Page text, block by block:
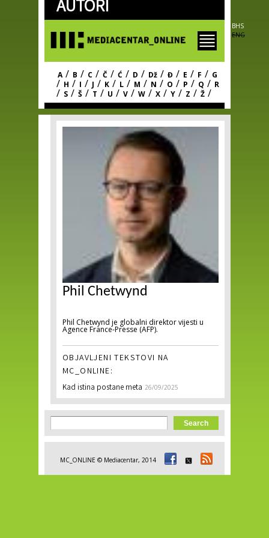
Skip to
main
AUTORI
BHS
ENG
A / B / C / Č / Ć / D / Dž / Đ / E / F / G
/ H / I / J / K / L / M / N / O / P / Q / R
/ S / Š / T / U / V / W / X / Y / Z / Ž /
Phil Chetwynd
Phil Chetwynd je globalni direktor vijesti u
Agence France-Presse (AFP).
OBJAVLJENI TEKSTOVI NA
MC_ONLINE:
Kad istina postane meta 26/09/2025
Search form
Search
MC_ONLINE © Mediacentar, 2014